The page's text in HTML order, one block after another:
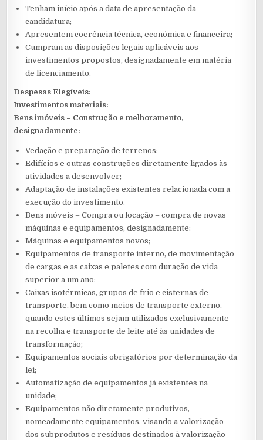
Tenham início após a data de apresentação da
candidatura;
Apresentem coerência técnica, económica e financeira;
Cumpram as disposições legais aplicáveis aos
investimentos propostos, designadamente em matéria
de licenciamento.
Despesas Elegíveis:
Investimentos materiais:
Bens imóveis – Construção e melhoramento,
designadamente:
Vedação e preparação de terrenos;
Edifícios e outras construções diretamente ligados às
atividades a desenvolver;
Adaptação de instalações existentes relacionada com a
execução do investimento.
Bens móveis – Compra ou locação – compra de novas
máquinas e equipamentos, designadamente:
Máquinas e equipamentos novos;
Equipamentos de transporte interno, de movimentação
de cargas e as caixas e paletes com duração de vida
superior a um ano;
Caixas isotérmicas, grupos de frio e cisternas de
transporte, bem como meios de transporte externo,
quando estes últimos sejam utilizados exclusivamente
na recolha e transporte de leite até às unidades de
transformação;
Equipamentos sociais obrigatórios por determinação da
lei;
Automatização de equipamentos já existentes na
unidade;
Equipamentos não diretamente produtivos,
nomeadamente equipamentos, visando a valorização
dos subprodutos e resíduos destinados à valorização